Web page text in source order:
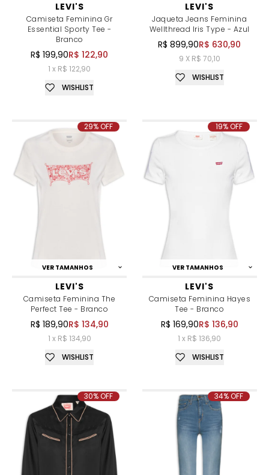
LEVI'S
Camiseta Feminina Gr
Essential Sporty Tee -
Branco
R$ 199,90R$ 122,90
1 x R$ 122,90
WISHLIST
LEVI'S
Jaqueta Jeans Feminina
Wellthread Iris Type - Azul
R$ 899,90R$ 630,90
9 X R$ 70,10
WISHLIST
VER TAMANHOS
LEVI'S
Camiseta Feminina The
Perfect Tee - Branco
R$ 189,90R$ 134,90
1 x R$ 134,90
29% OFF
WISHLIST
VER TAMANHOS
LEVI'S
Camiseta Feminina Hayes
Tee - Branco
R$ 169,90R$ 136,90
1 x R$ 136,90
19% OFF
WISHLIST
30% OFF 34% OFF